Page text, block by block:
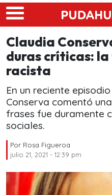
Skip to main content
Claudia
duras críticas:
racista
En un reciente
Conserva comentó
frases fue duramente
sociales.
Por Rosa Figueroa
julio 21, 2021 - 12:39 pm